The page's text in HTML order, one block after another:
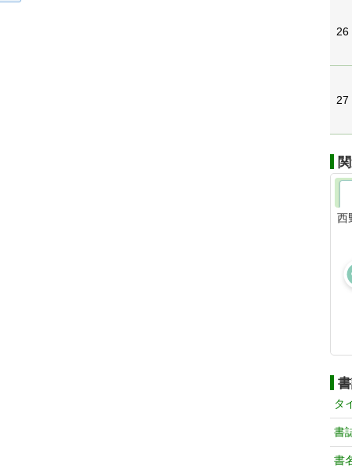
26
27
西
タ
書
書